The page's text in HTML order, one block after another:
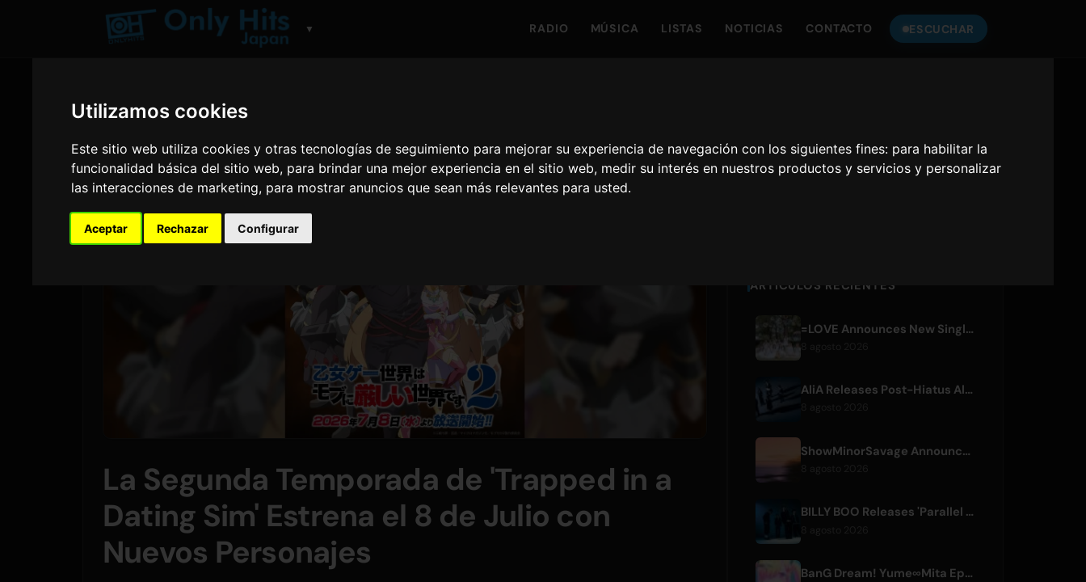
Utilizamos cookies
Este sitio web utiliza cookies y otras tecnologías de seguimiento para mejorar su experiencia de navegación con los siguientes fines: para habilitar la
funcionalidad básica del sitio web, para brindar una mejor experiencia en el sitio web, medir su interés en nuestros productos y servicios y personalizar
las interacciones de marketing, para mostrar anuncios que sean más relevantes para usted.
Aceptar Rechazar Configurar
▼ RADIO MÚSICA LISTAS NOTICIAS CONTACTO ESCUCHAR
La Segunda Temporada de 'Trapped in a
Dating Sim' Estrena el 8 de Julio con
Nuevos Personajes
Only Hits Japan
ARTÍCULOS RECIENTES
=LOVE Announces New Single 'Koi, Hajimemashita.' and Tokyo Dome Concerts
8 agosto 2026
AliA Releases Post-Hiatus Album 'mate', Announces Tokyo Live
ShowMinorSavage Announces New Digital Single 'Gradation'
BILLY BOO Releases 'Parallel Night-EP' Featuring TV Drama Theme Song
BanG Dream! Yume∞Mita Episode 8 Live Clip Released